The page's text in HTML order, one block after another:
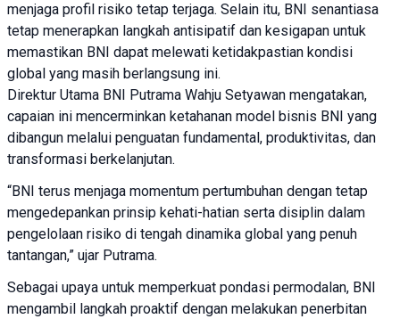
menjaga profil risiko tetap terjaga. Selain itu, BNI senantiasa
tetap menerapkan langkah antisipatif dan kesigapan untuk
memastikan BNI dapat melewati ketidakpastian kondisi
global yang masih berlangsung ini.
Direktur Utama BNI Putrama Wahju Setyawan mengatakan,
capaian ini mencerminkan ketahanan model bisnis BNI yang
dibangun melalui penguatan fundamental, produktivitas, dan
transformasi berkelanjutan.
“BNI terus menjaga momentum pertumbuhan dengan tetap
mengedepankan prinsip kehati-hatian serta disiplin dalam
pengelolaan risiko di tengah dinamika global yang penuh
tantangan,” ujar Putrama.
Sebagai upaya untuk memperkuat pondasi permodalan, BNI
mengambil langkah proaktif dengan melakukan penerbitan